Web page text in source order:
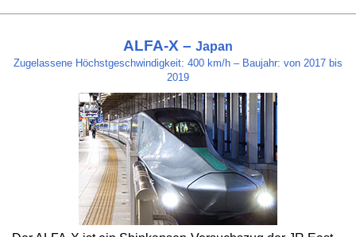
ALFA-X – Japan
Zugelassene Höchstgeschwindigkeit: 400 km/h – Baujahr: von 2017 bis
2019